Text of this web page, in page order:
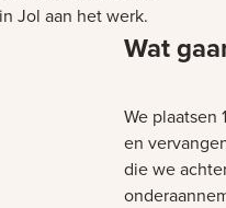
Jol aan het werk.
Wat
We plaatsen
en
die we